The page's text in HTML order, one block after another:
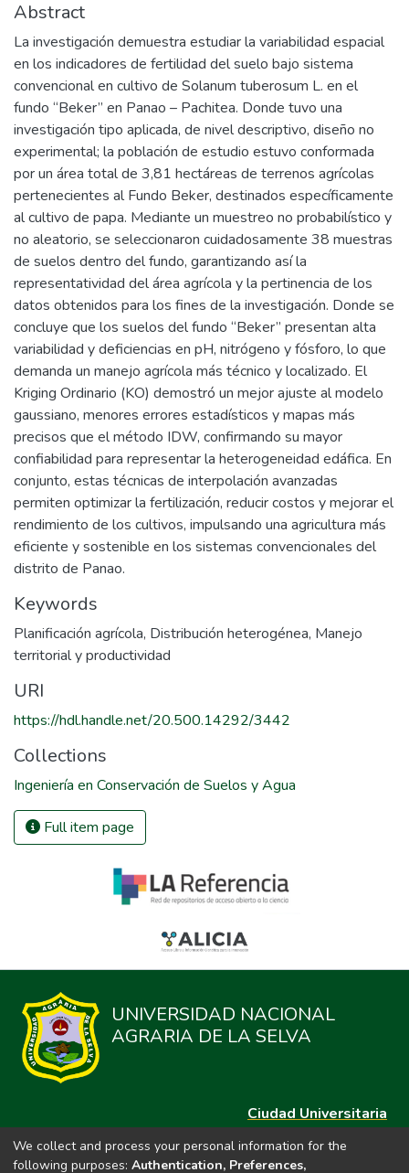
Abstract
La investigación demuestra estudiar la variabilidad espacial
en los indicadores de fertilidad del suelo bajo sistema
convencional en cultivo de Solanum tuberosum L. en el
fundo “Beker” en Panao – Pachitea. Donde tuvo una
investigación tipo aplicada, de nivel descriptivo, diseño no
experimental; la población de estudio estuvo conformada
por un área total de 3,81 hectáreas de terrenos agrícolas
pertenecientes al Fundo Beker, destinados específicamente
al cultivo de papa. Mediante un muestreo no probabilístico y
no aleatorio, se seleccionaron cuidadosamente 38 muestras
de suelos dentro del fundo, garantizando así la
representatividad del área agrícola y la pertinencia de los
datos obtenidos para los fines de la investigación. Donde se
concluye que los suelos del fundo “Beker” presentan alta
variabilidad y deficiencias en pH, nitrógeno y fósforo, lo que
demanda un manejo agrícola más técnico y localizado. El
Kriging Ordinario (KO) demostró un mejor ajuste al modelo
gaussiano, menores errores estadísticos y mapas más
precisos que el método IDW, confirmando su mayor
confiabilidad para representar la heterogeneidad edáfica. En
conjunto, estas técnicas de interpolación avanzadas
permiten optimizar la fertilización, reducir costos y mejorar el
rendimiento de los cultivos, impulsando una agricultura más
eficiente y sostenible en los sistemas convencionales del
distrito de Panao.
Keywords
Planificación agrícola, Distribución heterogénea, Manejo
territorial y productividad
URI
https://hdl.handle.net/20.500.14292/3442
Collections
Ingeniería en Conservación de Suelos y Agua
Full item page
UNIVERSIDAD NACIONAL
AGRARIA DE LA SELVA
Ciudad Universitaria
Carretera Central km. 1.21 Tingo María, Huánuco
Datos del contacto
We collect and process your personal information for the
following purposes: Authentication, Preferences,